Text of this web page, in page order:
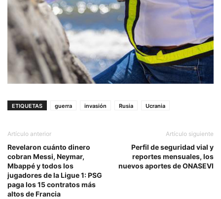
ETIQUETAS guerra invasión Rusia Ucrania
Artículo anterior
Revelaron cuánto dinero
cobran Messi, Neymar,
Mbappé y todos los
jugadores de la Ligue 1: PSG
paga los 15 contratos más
altos de Francia
Artículo siguiente
Perfil de seguridad vial y
reportes mensuales, los
nuevos aportes de ONASEVI